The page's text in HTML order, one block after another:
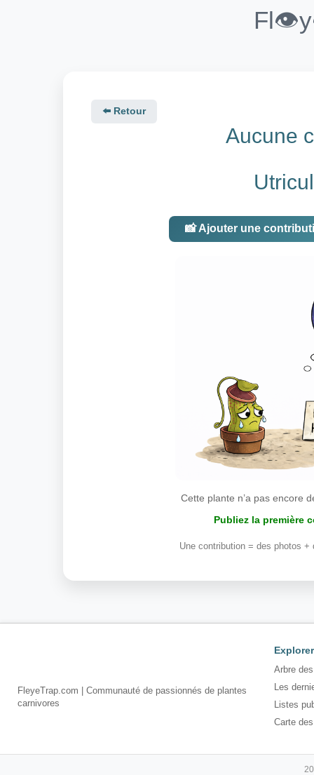
⬅️ Retour
Aucune
📸 Ajouter une
Cette plante n’a pas encore
Publiez la première
Une contribution = des photos
FleyeTrap.com | Communauté de passionnés de plantes
carnivores
Explorer
Arbre
Les
Listes
Carte